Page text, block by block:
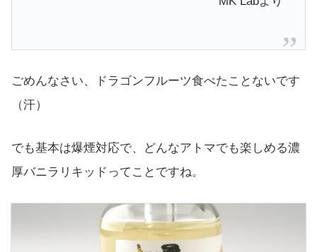
ごめんなさい、ドラゴンフルーツ食べたことないです
（汗）
でも基本は爆煙対応で、どんなアトマでも楽しめる濃
厚バニラリキッドってことですね。